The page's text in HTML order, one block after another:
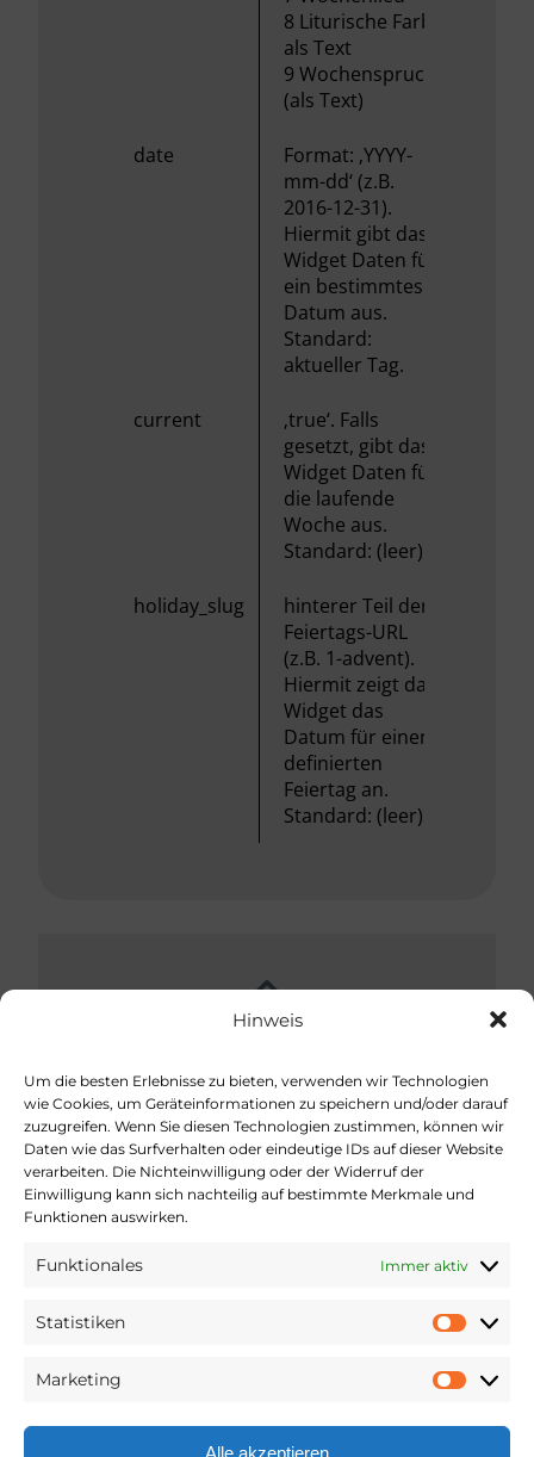
Hinweis
Um die besten Erlebnisse zu bieten, verwenden wir Technologien
wie Cookies, um Geräteinformationen zu speichern und/oder darauf
zuzugreifen. Wenn Sie diesen Technologien zustimmen, können wir
Daten wie das Surfverhalten oder eindeutige IDs auf dieser Website
verarbeiten. Die Nichteinwilligung oder der Widerruf der
Einwilligung kann sich nachteilig auf bestimmte Merkmale und
Funktionen auswirken.
Funktionales Immer aktiv
Statistiken
Marketing
Alle akzeptieren
8 Liturische Farbe
als Text
9 Wochenspruch
(als Text)
date
Format: ‚YYYY-
mm-dd‘ (z.B.
2016-12-31).
Hiermit gibt das
Widget Daten für
ein bestimmtes
Datum aus.
Standard:
aktueller Tag.
current
‚true‘. Falls
gesetzt, gibt das
Widget Daten für
die laufende
Woche aus.
Standard: (leer)
holiday_slug
hinterer Teil der
Feiertags-URL
(z.B. 1-advent).
Hiermit zeigt das
Widget das
Datum für einen
definierten
Feiertag an.
Standard: (leer)
Kooperationspartner
Kirchenjahr evangelisch bietet für alle Feiertage
leicht auffindbar Liturgische Texte, Lieder und
Entdecken. Eine Webseite der Evangelisch-
Evangelisch-Lutherischen Kirche in
Vereinigten Evangelisch-Lutherischen Kirche
Deutschlands (VELKD).